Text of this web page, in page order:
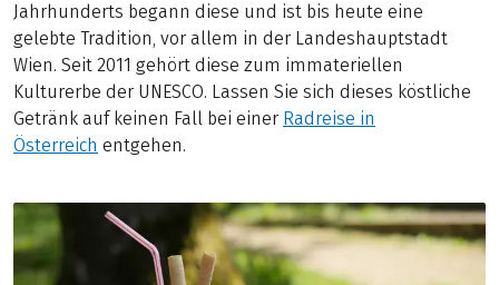
Jahrhunderts begann diese und ist bis heute eine
gelebte Tradition, vor allem in der Landeshauptstadt
Wien. Seit 2011 gehört diese zum immateriellen
Kulturerbe der UNESCO. Lassen Sie sich dieses köstliche
Getränk auf keinen Fall bei einer Radreise in
Österreich entgehen.